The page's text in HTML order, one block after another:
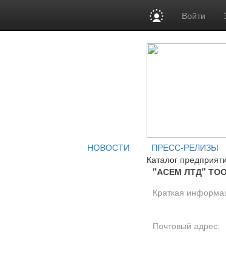
Войти
НОВОСТИ ПРЕСС-РЕЛИЗЫ
Каталог
"АСЕМ ЛТД"
Краткая
Почтовый адрес: